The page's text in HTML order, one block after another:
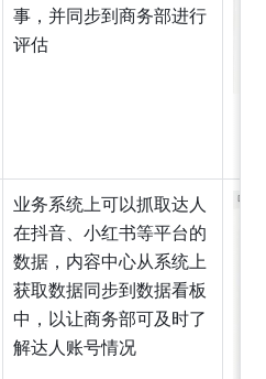
事，并同步到商务部进行
评估
业务系统上可以抓取达人
在抖音、小红书等平台的
数据，内容中心从系统上
获取数据同步到数据看板
中，以让商务部可及时了
解达人账号情况